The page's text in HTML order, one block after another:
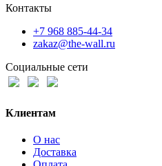
Контакты
+7 968 885-44-34
zakaz@the-wall.ru
Социальные сети
Клиентам
О нас
Доставка